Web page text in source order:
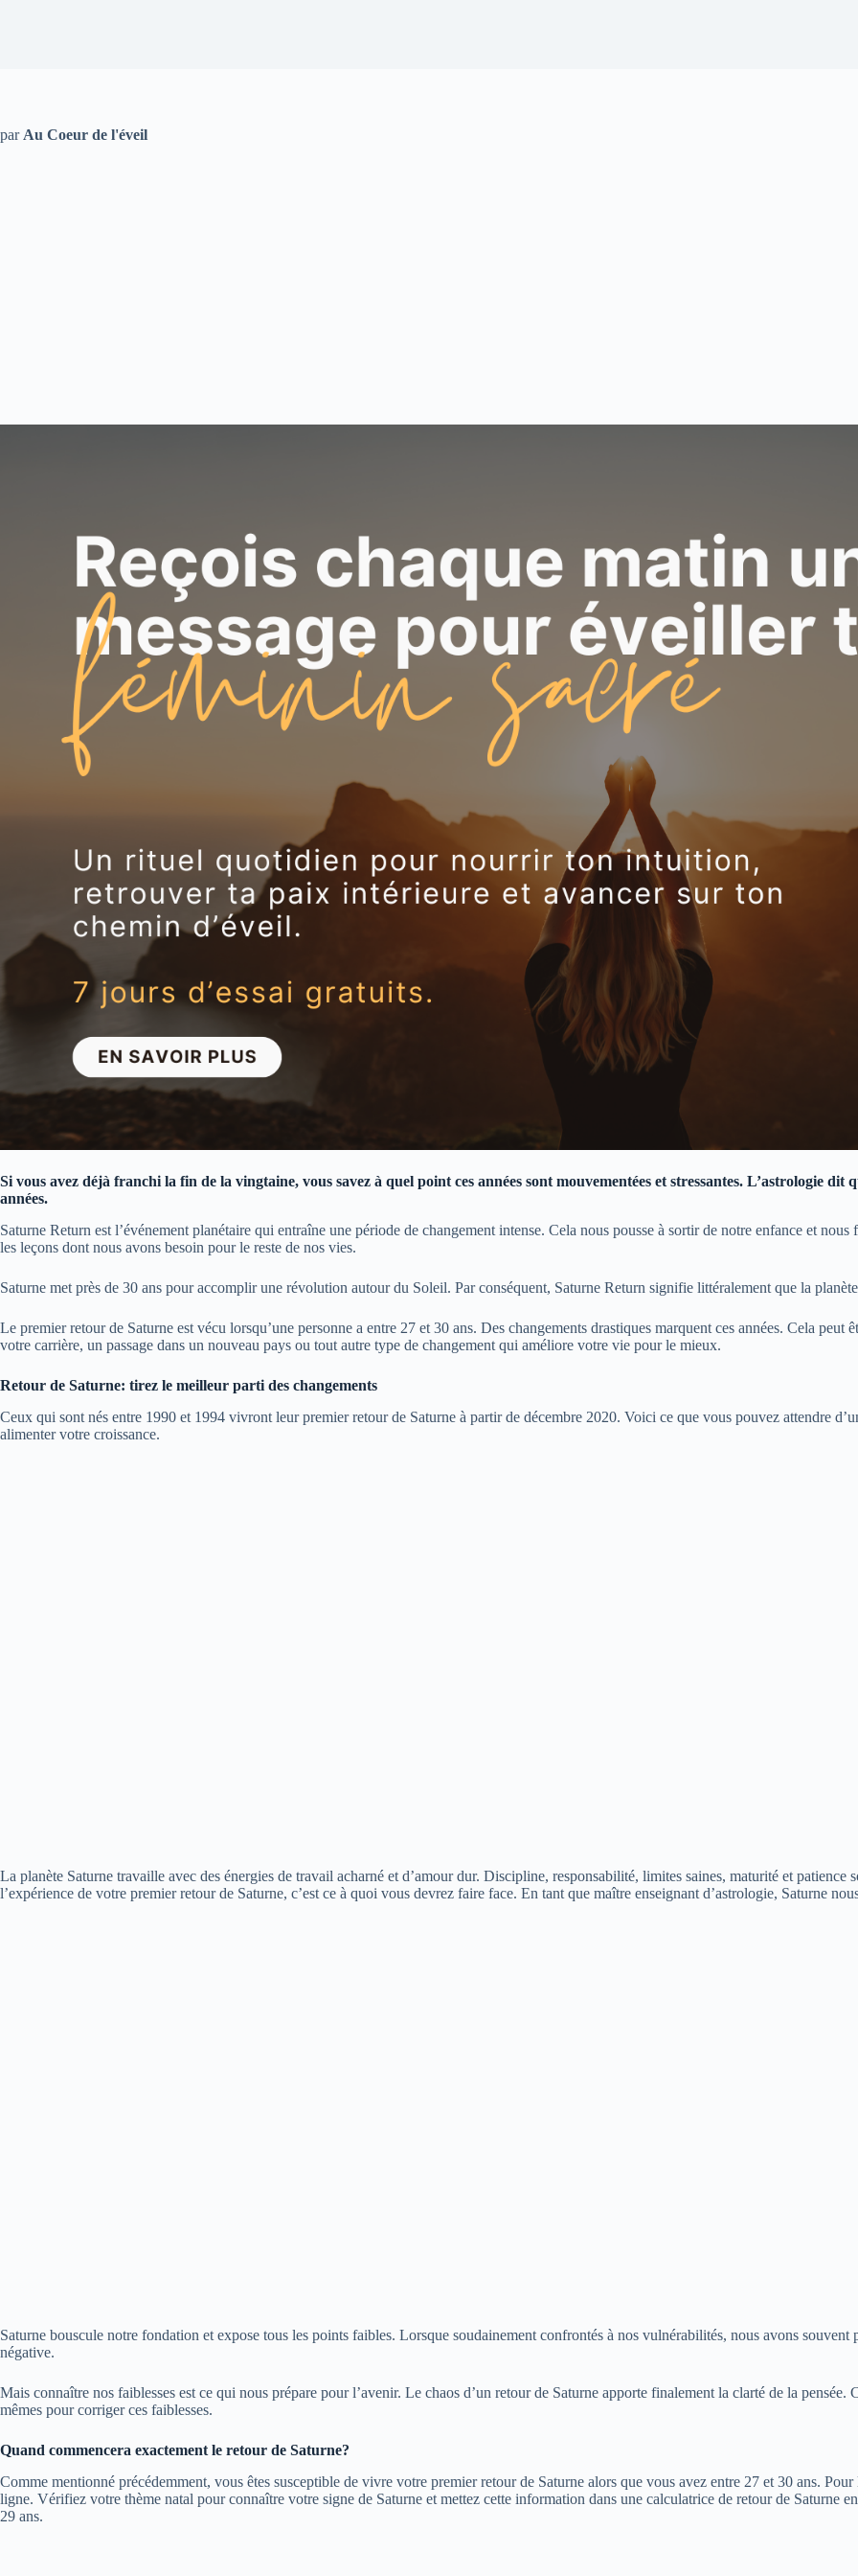
par Au Coeur de l'éveil
Si vous avez déjà franchi la fin de la vingtaine, vous savez à quel point ces années sont mouvementées et stressantes. L’astrologie
années.
Saturne Return est l’événement planétaire qui entraîne une période de changement intense. Cela nous pousse à sortir de notre enfance et
les leçons dont nous avons besoin pour le reste de nos vies.
Saturne met près de 30 ans pour accomplir une révolution autour du Soleil. Par conséquent, Saturne Return signifie littéralement que la
Le premier retour de Saturne est vécu lorsqu’une personne a entre 27 et 30 ans. Des changements drastiques marquent ces années. Cela
votre carrière, un passage dans un nouveau pays ou tout autre type de changement qui améliore votre vie pour le mieux.
Retour de Saturne: tirez le meilleur parti des changements
Ceux qui sont nés entre 1990 et 1994 vivront leur premier retour de Saturne à partir de décembre 2020. Voici ce que vous pouvez attendre
alimenter votre croissance.
La planète Saturne travaille avec des énergies de travail acharné et d’amour dur. Discipline, responsabilité, limites saines, maturité et
l’expérience de votre premier retour de Saturne, c’est ce à quoi vous devrez faire face. En tant que maître enseignant d’astrologie, Saturne
Saturne bouscule notre fondation et expose tous les points faibles. Lorsque soudainement confrontés à nos vulnérabilités, nous avons
négative.
Mais connaître nos faiblesses est ce qui nous prépare pour l’avenir. Le chaos d’un retour de Saturne apporte finalement la clarté de la
mêmes pour corriger ces faiblesses.
Quand commencera exactement le retour de Saturne?
Comme mentionné précédemment, vous êtes susceptible de vivre votre premier retour de Saturne alors que vous avez entre 27 et 30 ans.
ligne. Vérifiez votre thème natal pour connaître votre signe de Saturne et mettez cette information dans une calculatrice de retour de Saturne
29 ans.